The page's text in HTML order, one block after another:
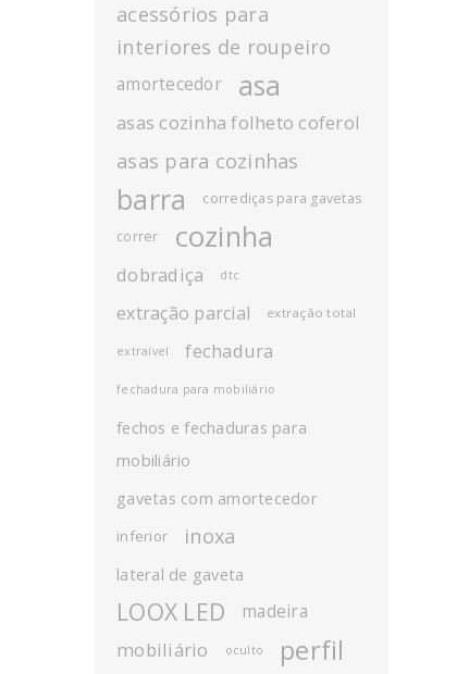
acessórios para
interiores de roupeiro
amortecedor asa
asas cozinha folheto coferol
asas para cozinhas
barra corrediças para gavetas
correr cozinha
dobradiça dtc
extração parcial extração total
extraível fechadura
fechadura para mobiliário
fechos e fechaduras para
mobiliário
gavetas com amortecedor
inferior inoxa
lateral de gaveta
LOOX LED madeira
mobiliário oculto perfil